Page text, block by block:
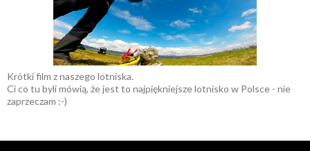
Krótki film z naszego lotniska.
Ci co tu byli mówią, że jest to najpiękniejsze lotnisko w Polsce - nie
zaprzeczam :-)